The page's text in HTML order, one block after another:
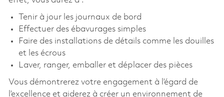
Tenir à jour les journaux de bord
Effectuer des ébavurages simples
Faire des installations de détails comme les douilles
et les écrous
Laver, ranger, emballer et déplacer des pièces
Vous démontrerez votre engagement à l’égard de
l’excellence et aiderez à créer un environnement de